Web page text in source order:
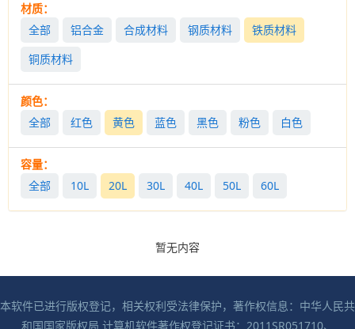
材质：
全部
铝合金 合成材料 钢质材料
铁质材料
铜质材料
颜色：
全部
红色 黄色 蓝色 黑色 粉色 白色
容量：
全部
10L 20L 30L 40L 50L 60L
暂无内容
本软件已进行版权登记，相关权利受法律保护，著作权信息：中华人民共
和国国家版权局 计算机软件著作权登记证书：2011SR051710、